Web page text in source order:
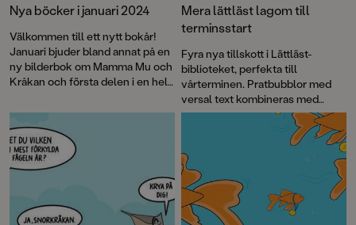
Nya böcker i januari 2024
Välkommen till ett nytt bokår!
Januari bjuder bland annat på en
ny bilderbok om Mamma Mu och
Kråkan och första delen i en helt
andra superhjältarna i Rosenhill.
Dessutom får vi möta Måna Gast,
ett litet spöke med talang för att
lösa brott, i en ny bokserie för
nybörjarläsarna. Och så får vi
äntligen reda på hur det går för
Vilma i tredje och sista delen i
Augustin Erbas spänningstrilogi!
Mera lättläst lagom till
terminsstart
Fyra nya tillskott i Lättläst-
biblioteket, perfekta till
vårterminen. Pratbubblor med
versal text kombineras med
läsvänliga gemener i brödtexten.
Det klockrena sättet att öva